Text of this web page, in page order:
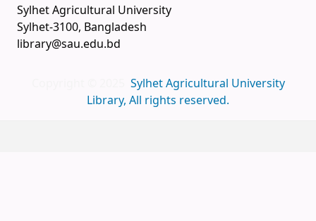
Sylhet Agricultural University
Sylhet-3100, Bangladesh
library@sau.edu.bd
Sylhet Agricultural University
Library, All rights reserved.